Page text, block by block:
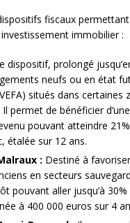
fiscaux
immobilier :
dispositif, prolongé
neufs ou en état
situés dans certaines
permet de bénéficier
pouvant atteindre
étalée sur 12 ans.
: Destiné à
en secteurs
pouvant aller jusqu’à
à 400 000 euros sur 4